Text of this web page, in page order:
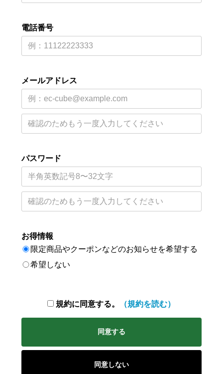
電話番号
メールアドレス
パスワード
お得情報
限定商品やクーポンなどのお知らせを希望する
希望しない
規約に同意する。 （規約を読む）
同意する
同意しない